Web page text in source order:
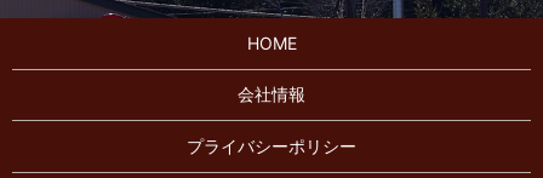
HOME
会社情報
プライバシーポリシー